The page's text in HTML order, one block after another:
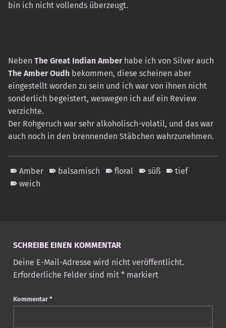
bin ich nicht vollends überzeugt.
Neben The Great Indian Amberhabe ich von Silver auch
The Amber Oudh bekommen, diese scheinen aber
eingestellt worden zu sein und ich war von ihnen nicht
sonderlich begeistert, weswegen ich auf ein Review
verzichte.
Der Rohgeruch war sehr alkoholisch-volatil, und das war
auch noch in den brennenden Stäbchen wahrzunehmen.
Amber balsamisch floral süß
tief
weich
SCHREIBE EINEN KOMMENTAR
Deine E-Mail-Adresse wird nicht veröffentlicht.
Erforderliche Felder sind mit *markiert
Kommentar *